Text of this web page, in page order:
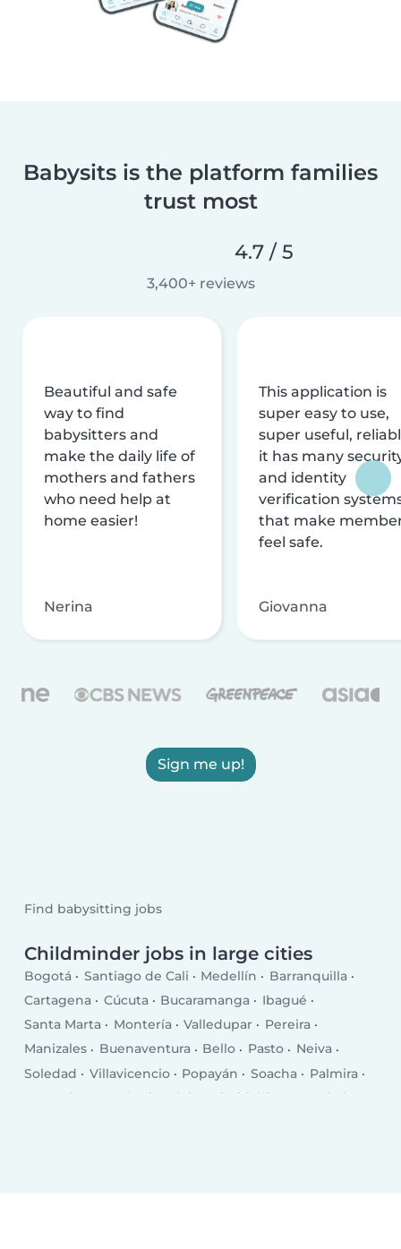
Babysits is the platform families
trust most
4.7 / 5
3,400+ reviews
Beautiful and safe
way to find
babysitters and
make the daily life of
mothers and fathers
who need help at
home easier!
Nerina
This application is
super easy to use,
super useful,
it has many
and identity
verification
that make
feel safe.
Giovanna
Sign me up!
Find babysitting jobs
Childminder jobs in large cities
Bogotá Santiago de Cali Medellín
Barranquilla
Cartagena
Cúcuta Bucaramanga
Ibagué
Santa Marta
Montería Valledupar
Pereira
Manizales
Buenaventura Bello Pasto
Neiva
Soledad
Villavicencio Popayán Soacha
Palmira
Armenia
Itagüí Sincelejo Floridablanca
Tuluá